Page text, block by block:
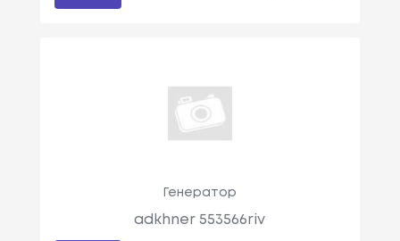
Генератор
adkhner 553566riv